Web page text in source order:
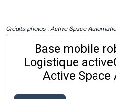
Crédits photos : Active Space
Base mobile
Logistique
Active Space